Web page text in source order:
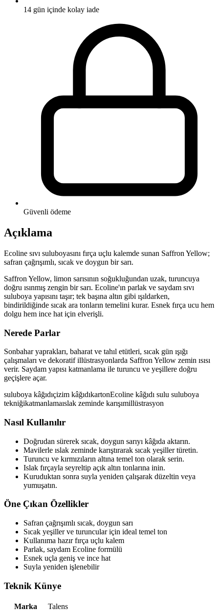
14 gün içinde kolay iade
Güvenli ödeme
Açıklama
Ecoline sıvı suluboyasını fırça uçlu kalemde sunan Saffron Yellow;
safran çağrışımlı, sıcak ve doygun bir sarı.
Saffron Yellow, limon sarısının soğukluğundan uzak, turuncuya
doğru ısınmış zengin bir sarı. Ecoline'ın parlak ve saydam sıvı
suluboya yapısını taşır; tek başına altın gibi ışıldarken,
bindirildiğinde sıcak ara tonların temelini kurar. Esnek fırça ucu hem
dolgu hem ince hat için elverişli.
Nerede Parlar
Sonbahar yaprakları, baharat ve tahıl etütleri, sıcak gün ışığı
çalışmaları ve dekoratif illüstrasyonlarda Saffron Yellow zemin ısısı
verir. Saydam yapısı katmanlama ile turuncu ve yeşillere doğru
geçişlere açar.
suluboya kâğıdıçizim kâğıdıkartonEcoline kâğıdı sulu suluboya
tekniğikatmanlamaıslak zeminde karışımillüstrasyon
Nasıl Kullanılır
Doğrudan sürerek sıcak, doygun sarıyı kâğıda aktarın.
Mavilerle ıslak zeminde karıştırarak sıcak yeşiller türetin.
Turuncu ve kırmızıların altına temel ton olarak serin.
Islak fırçayla seyreltip açık altın tonlarına inin.
Kuruduktan sonra suyla yeniden çalışarak düzeltin veya
yumuşatın.
Öne Çıkan Özellikler
Safran çağrışımlı sıcak, doygun sarı
Sıcak yeşiller ve turuncular için ideal temel ton
Kullanıma hazır fırça uçlu kalem
Parlak, saydam Ecoline formülü
Esnek uçla geniş ve ince hat
Suyla yeniden işlenebilir
Teknik Künye
Marka
Talens